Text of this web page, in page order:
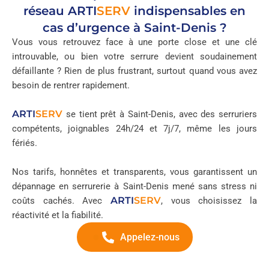
réseau ARTISERV indispensables en
cas d’urgence à Saint-Denis ?
Vous vous retrouvez face à une porte close et une clé
introuvable, ou bien votre serrure devient soudainement
défaillante ? Rien de plus frustrant, surtout quand vous avez
besoin de rentrer rapidement.
ARTISERV se tient prêt à Saint-Denis, avec des serruriers
compétents, joignables 24h/24 et 7j/7, même les jours
fériés.
Nos tarifs, honnêtes et transparents, vous garantissent un
dépannage en serrurerie à Saint-Denis mené sans stress ni
coûts cachés. Avec ARTISERV, vous choisissez la
réactivité et la fiabilité.
Appelez-nous